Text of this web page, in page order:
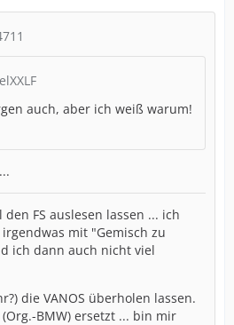
auch, aber ich weiß warum!
FS auslesen lassen ... ich
mit "Gemisch zu
ich dann auch nicht viel
die VANOS überholen lassen.
BMW) ersetzt ... bin mir